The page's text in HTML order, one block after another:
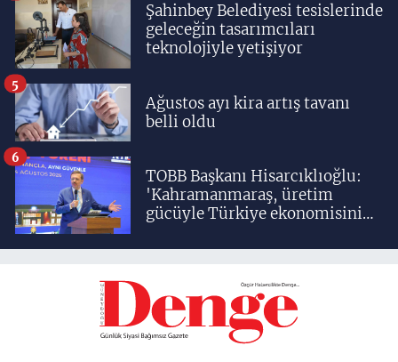
Şahinbey Belediyesi tesislerinde
geleceğin tasarımcıları
teknolojiyle yetişiyor
Ağustos ayı kira artış tavanı
belli oldu
5
TOBB Başkanı Hisarcıklıoğlu:
'Kahramanmaraş, üretim
gücüyle Türkiye ekonomisinin
birisidir'
6